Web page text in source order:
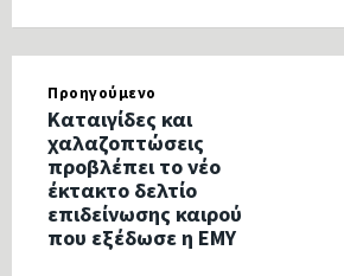
Προηγούμενο
Καταιγίδες και
χαλαζοπτώσεις
προβλέπει το νέο
έκτακτο δελτίο
επιδείνωσης καιρού
που εξέδωσε η ΕΜΥ